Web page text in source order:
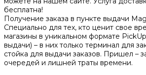
бесплатна!
Получение заказа в пункте выдачи
Специально для тех, кто ценит свое
магазины в уникальном формате
выдачи) – в них только терминал для
стойка для выдачи заказов. Пришел –
очередей и лишней траты времени.